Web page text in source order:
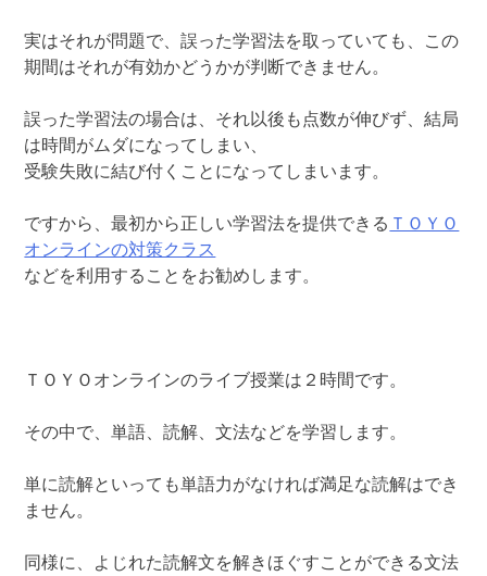
実はそれが問題で、誤った学習法を取っていても、この
期間はそれが有効かどうかが判断できません。
誤った学習法の場合は、それ以後も点数が伸びず、結局
は時間がムダになってしまい、
受験失敗に結び付くことになってしまいます。
ですから、最初から正しい学習法を提供できる ＴＯＹＯ
オンラインの対策クラス
などを利用することをお勧めします。
ＴＯＹＯオンラインのライブ授業は２時間です。
その中で、単語、読解、文法などを学習します。
単に読解といっても単語力がなければ満足な読解はでき
ません。
同様に、よじれた読解文を解きほぐすことができる文法